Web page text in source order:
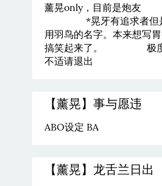
薰晃only，目前是炮
*晃牙有追求者但是
用羽鸟的名字。本来想写
搞笑起来了。 极度
不适请退出
【薰晃】事与愿违
ABO设定 BA
【薰晃】龙舌兰日出